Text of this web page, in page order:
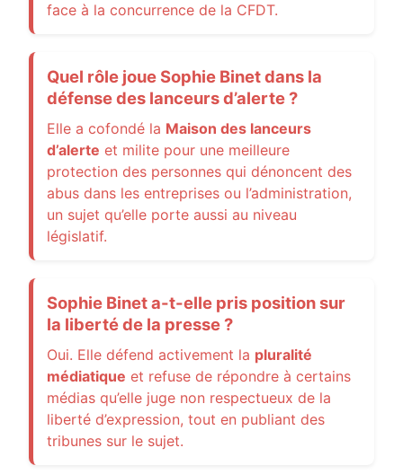
face à la concurrence de la CFDT.
Quel rôle joue Sophie Binet dans la
défense des lanceurs d’alerte ?
Elle a cofondé la Maison des lanceurs
d’alerte et milite pour une meilleure
protection des personnes qui dénoncent des
abus dans les entreprises ou l’administration,
un sujet qu’elle porte aussi au niveau
législatif.
Sophie Binet a-t-elle pris position sur
la liberté de la presse ?
Oui. Elle défend activement la pluralité
médiatique et refuse de répondre à certains
médias qu’elle juge non respectueux de la
liberté d’expression, tout en publiant des
tribunes sur le sujet.